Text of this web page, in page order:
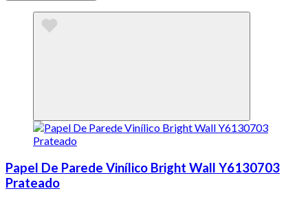
Papel De Parede Vinílico Bright Wall Y6130703
Prateado